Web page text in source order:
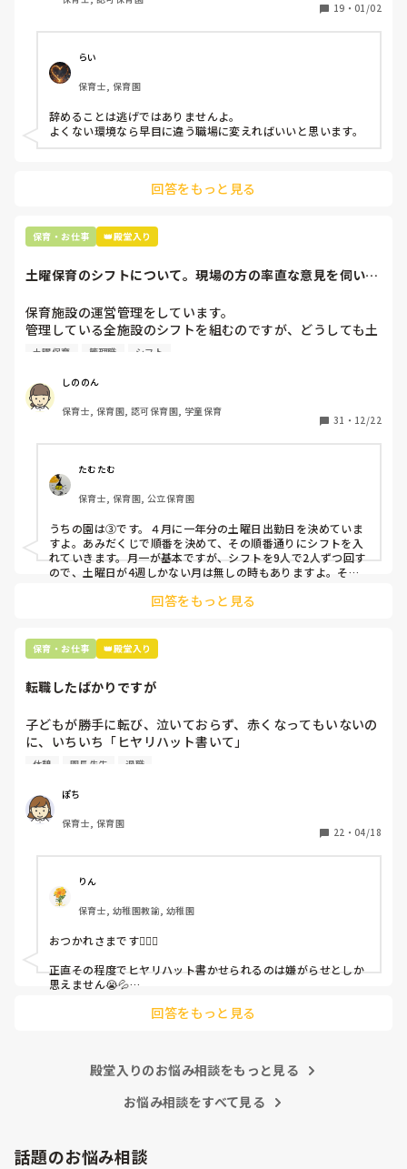
保護者子どもの愚痴悪口が多く、
今で言う不適切保育も
仕方ないよね
もう何も言わずに
子どもの言いなりになればいいんだね
などいう意見で…
上の先生に相談することは難しそうです。
最後の職場にしようと思っていましたが
辞めることは逃げ、と、過去辞めた人も何年も言われ続けて
います
19 ・ 01/02
らい
保育士, 保育園
辞めることは逃げではありませんよ。
よくない環境なら早目に違う職場に変えればいいと思います。
回答をもっと見る
保育・お仕事 👑殿堂入り
土曜保育のシフトについて。現場の方の率直な意見を伺いた
保育施設の運営管理をしています。
管理している全施設のシフトを組むのですが、どうしても土
曜保育だけは入れる方が少なく、いつも苦労しています。
て入職しているはずですが、いざ勤務が始まると一日も土曜
出勤が出来ない方ばかりです。
①土曜日の希望休は2日まで、と制限をかける
②毎月、必ず土曜保育に入ることのできる日を1日だけピッ
クアップしてもらう
③仮シフトが出た時、土曜出勤が難しければ自身で代わりの
人を交渉して見つけてもらう
上記のいずれかの対策を取り入れることを考えています。
土曜保育 管理職 シフト
しののん
保育士, 保育園, 認可保育園, 学童保育
31 ・ 12/22
たむたむ
保育士, 保育園, 公立保育園
うちの園は③です。４月に一年分の土曜日出勤日を決めていま
すよ。あみだくじで順番を決めて、その順番通りにシフトを入
れていきます。月一が基本ですが、シフトを9人で2人ずつ回す
ので、土曜日が4週しかない月は無しの時もありますよ。その
て貰い、主任に報告してます。
回答をもっと見る
保育・お仕事 👑殿堂入り
転職したばかりですが
子どもが勝手に転び、泣いておらず、赤くなってもいないの
に、いちいち「ヒヤリハット書いて」
と書かされ
（そう言う本人は書かない）
しかも、上司に↑この内容でも
ちゃんと考えて対策を練って書き込むようにと。
呼ばれて一緒に対策を考えさせられること多数
これだけで30〜40分拘束されて辛いです
皆さんの園はどうですか?
休憩 園長先生 退職
ぽち
保育士, 保育園
22 ・ 04/18
りん
保育士, 幼稚園教諭, 幼稚園
おつかれさまです🙇🏻‍♀️
正直その程度でヒヤリハット書かせられるのは嫌がらせとしか
思えません😭💦
回答をもっと見る
殿堂入りのお悩み相談をもっと見る
お悩み相談をすべて見る
話題のお悩み相談